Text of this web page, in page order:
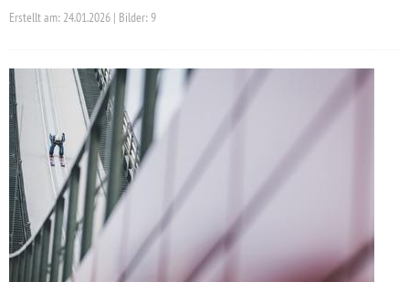
Erstellt am: 24.01.2026 | Bilder: 9